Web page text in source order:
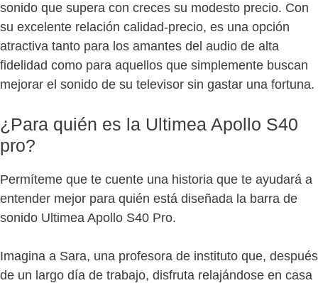
sonido que supera con creces su modesto precio. Con
su excelente relación calidad-precio, es una opción
atractiva tanto para los amantes del audio de alta
fidelidad como para aquellos que simplemente buscan
mejorar el sonido de su televisor sin gastar una fortuna.
¿Para quién es la Ultimea Apollo S40
pro?
Permíteme que te cuente una historia que te ayudará a
entender mejor para quién está diseñada la barra de
sonido Ultimea Apollo S40 Pro.
Imagina a Sara, una profesora de instituto que, después
de un largo día de trabajo, disfruta relajándose en casa